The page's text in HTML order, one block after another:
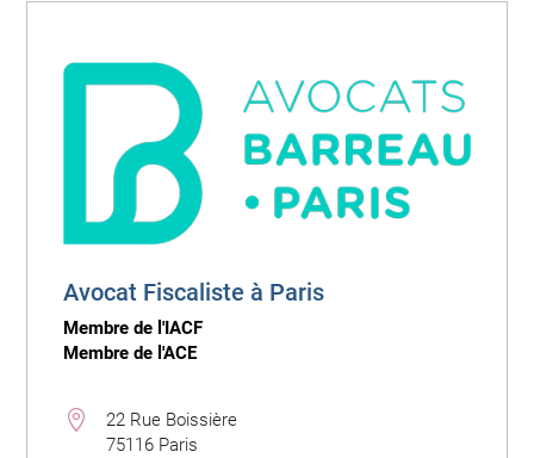
Avocat Fiscaliste à Paris
Membre de l'IACF
Membre de l'ACE

22 Rue Boissière
75116 Paris